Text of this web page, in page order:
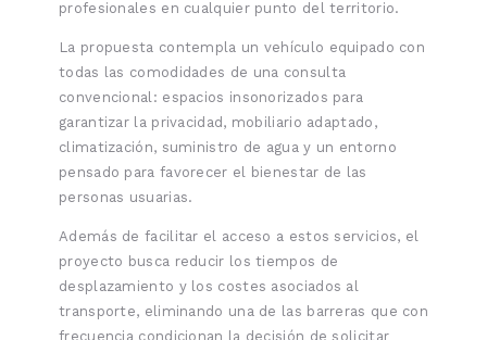
profesionales en cualquier punto del territorio.
La propuesta contempla un vehículo equipado con
todas las comodidades de una consulta
convencional: espacios insonorizados para
garantizar la privacidad, mobiliario adaptado,
climatización, suministro de agua y un entorno
pensado para favorecer el bienestar de las
personas usuarias.
Además de facilitar el acceso a estos servicios, el
proyecto busca reducir los tiempos de
desplazamiento y los costes asociados al
transporte, eliminando una de las barreras que con
frecuencia condicionan la decisión de solicitar